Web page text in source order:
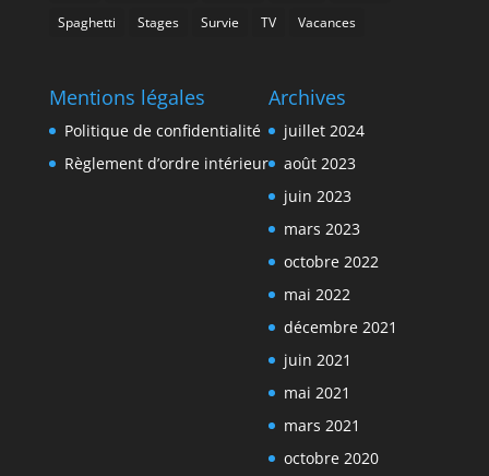
Spaghetti
Stages Survie TV Vacances
Mentions légales
Politique de confidentialité
Règlement d’ordre intérieur
Archives
juillet 2024
août 2023
juin 2023
mars 2023
octobre 2022
mai 2022
décembre 2021
juin 2021
mai 2021
mars 2021
octobre 2020